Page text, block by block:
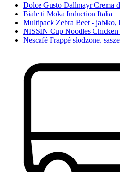
Dolce Gusto Dallmayr Crema
Bialetti Moka Induction Italia
Multipack Zebra Beet - jabłko,
NISSIN Cup Noodles Chicken
Nescafé Frappé słodzone,